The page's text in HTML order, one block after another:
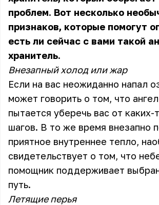
проблем. Вот несколько
признаков, которые помогут
есть ли сейчас с вами такой
хранитель.
Внезапный холод или жар
Если на вас неожиданно напал
может говорить о том, что
пытается уберечь вас от каких-
шагов. В то же время внезапно
приятное внутреннее тепло,
свидетельствует о том, что
помощник поддерживает
путь.
Летящие перья